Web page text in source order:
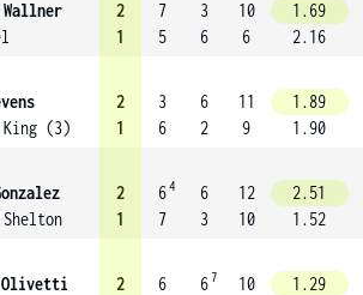
Wallner
2
1
7
5
3
6
10
6
1.69
2.16
King (3)
2
1
3
6
6
2
11
9
1.89
1.90
Shelton
2
1
64
7
6
3
12
10
2.51
1.52
Olivetti
2
6
67
10
1.29